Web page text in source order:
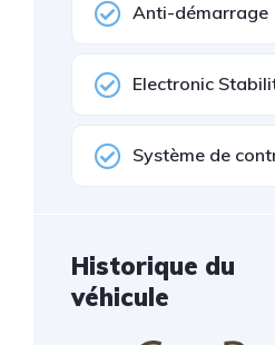
Anti-démarrage
Electronic
Système de
Historique du
véhicule